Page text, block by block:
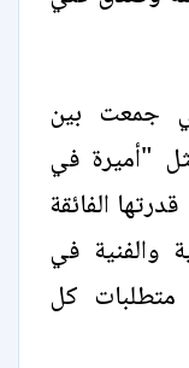
جمعت بين
"أميرة في
الفائقة
والفنية في
متطلبات كل